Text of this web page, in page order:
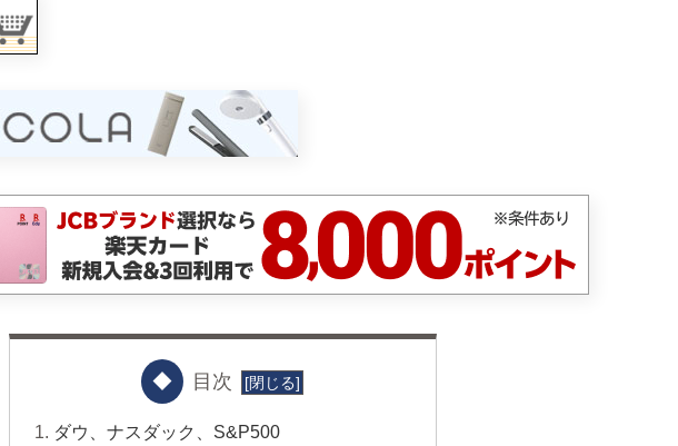
目次
ダウ、ナスダック、S&P500